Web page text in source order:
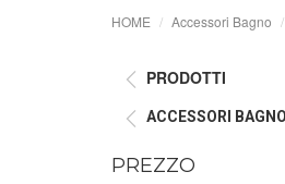
HOME Accessori Bagno
PRODOTTI
ACCESSORI BAGNO
PREZZO